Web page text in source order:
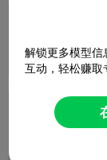
解锁更多模型信
互动，轻松赚取